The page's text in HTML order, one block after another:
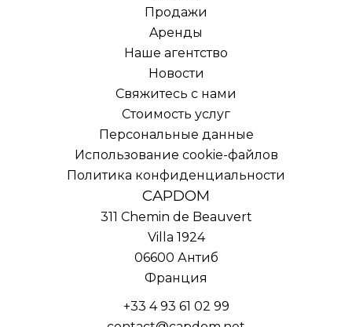
Продажи
Aренды
Наше агентство
Новости
Свяжитесь с нами
Стоимость услуг
Персональные данные
Использование cookie-файлов
Политика конфиденциальности
CAPDOM
311 Chemin de Beauvert
Villa 1924
06600 Антиб
Франция
+33 4 93 61 02 99